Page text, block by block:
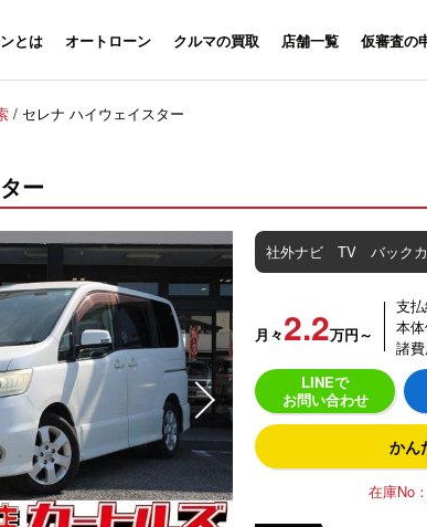
とは オートローン クルマの買取 店舗一覧 仮審査の
/ セレナ ハイウェイスター
ー
社外ナビ TV バック
月々2.2万円～
支
本
諸
LINEで
お問い合わせ
かん
在庫No：